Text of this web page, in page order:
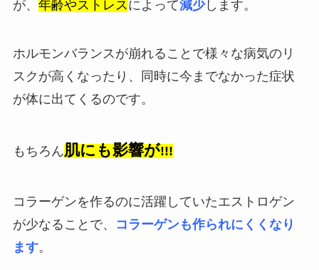
が、 年齢やストレスによって減少します。
ホルモンバランスが崩れることで様々な病気のリ
スクが高くなったり、同時に今までなかった症状
が体に出てくるのです。
もちろん肌にも影響が!!!
コラーゲンを作るのに活躍していたエストロゲン
が少なることで、
コラーゲンも作られにくくなり
ます。